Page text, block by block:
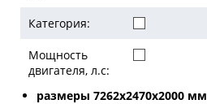
Категория:
Мощность
двигателя, л.с:
размеры 7262х2470х2000 мм